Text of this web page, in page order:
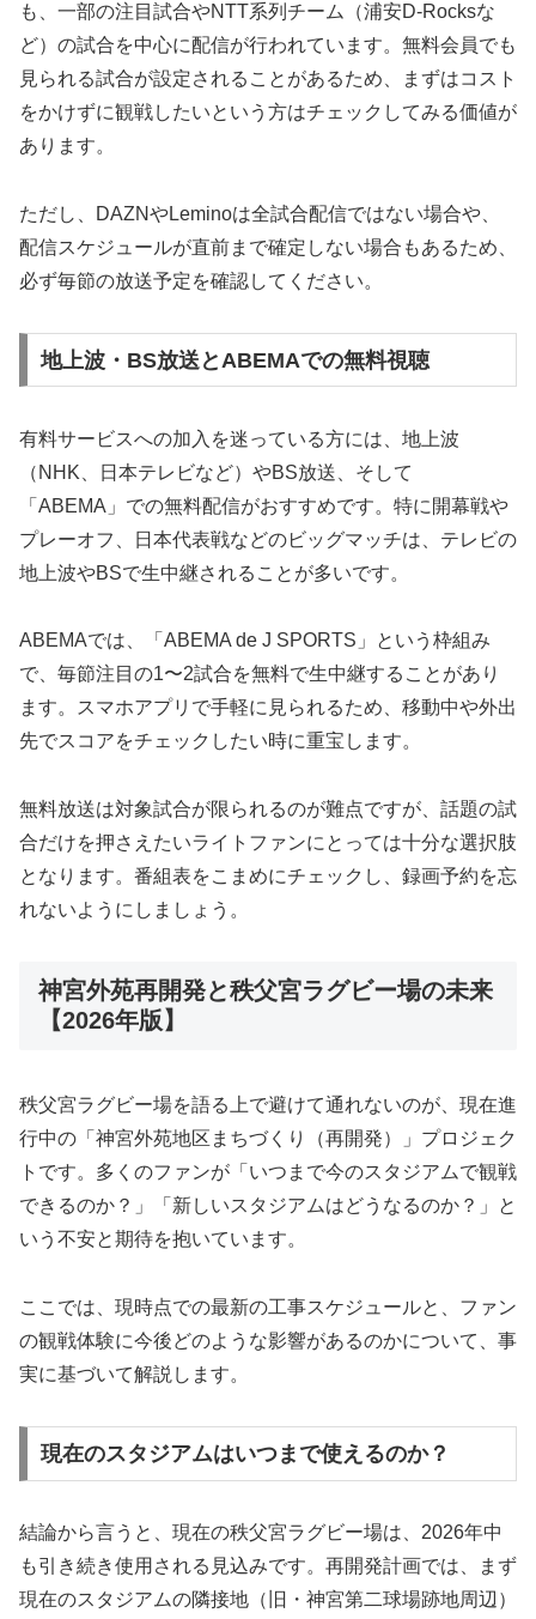
も、一部の注目試合やNTT系列チーム（浦安D-Rocksな
ど）の試合を中心に配信が行われています。無料会員でも
見られる試合が設定されることがあるため、まずはコスト
をかけずに観戦したいという方はチェックしてみる価値が
あります。
ただし、DAZNやLeminoは全試合配信ではない場合や、
配信スケジュールが直前まで確定しない場合もあるため、
必ず毎節の放送予定を確認してください。
地上波・BS放送とABEMAでの無料視聴
有料サービスへの加入を迷っている方には、地上波
（NHK、日本テレビなど）やBS放送、そして
「ABEMA」での無料配信がおすすめです。特に開幕戦や
プレーオフ、日本代表戦などのビッグマッチは、テレビの
地上波やBSで生中継されることが多いです。
ABEMAでは、「ABEMA de J SPORTS」という枠組み
で、毎節注目の1〜2試合を無料で生中継することがあり
ます。スマホアプリで手軽に見られるため、移動中や外出
先でスコアをチェックしたい時に重宝します。
無料放送は対象試合が限られるのが難点ですが、話題の試
合だけを押さえたいライトファンにとっては十分な選択肢
となります。番組表をこまめにチェックし、録画予約を忘
れないようにしましょう。
神宮外苑再開発と秩父宮ラグビー場の未来
【2026年版】
秩父宮ラグビー場を語る上で避けて通れないのが、現在進
行中の「神宮外苑地区まちづくり（再開発）」プロジェク
トです。多くのファンが「いつまで今のスタジアムで観戦
できるのか？」「新しいスタジアムはどうなるのか？」と
いう不安と期待を抱いています。
ここでは、現時点での最新の工事スケジュールと、ファン
の観戦体験に今後どのような影響があるのかについて、事
実に基づいて解説します。
現在のスタジアムはいつまで使えるのか？
結論から言うと、現在の秩父宮ラグビー場は、2026年中
も引き続き使用される見込みです。再開発計画では、まず
現在のスタジアムの隣接地（旧・神宮第二球場跡地周辺）